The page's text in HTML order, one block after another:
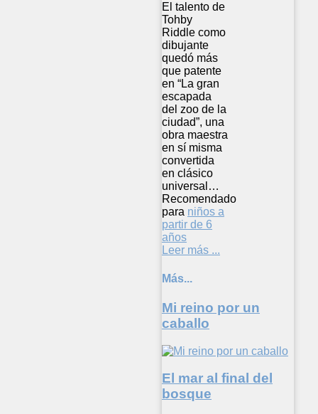
El talento de
Tohby
Riddle como
dibujante
quedó más
que patente
en “La gran
escapada
del zoo de la
ciudad”, una
obra maestra
en sí misma
convertida
en clásico
universal…
Recomendado
para niños a
partir de 6
años
Leer más ...
Más...
Mi reino por un
caballo
El mar al final del
bosque